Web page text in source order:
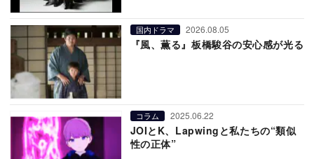
国内ドラマ 2026.08.05
『風、薫る』板橋駿谷の安心感が光る
コラム 2025.06.22
JOIとK、Lapwingと私たちの“類似
性の正体”